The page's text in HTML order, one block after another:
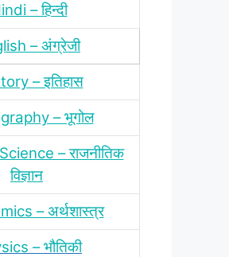
– हिन्‍दी
– अंग्रेजी
– इतिहास
– भूगोल
– राजनीतिक
विज्ञान
– अर्थशास्‍त्र
– भौतिकी